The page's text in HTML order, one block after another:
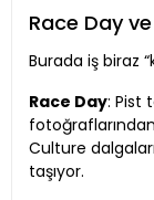
Race Day
Burada iş biraz
Race Day: Pist
Culture
taşıyor.